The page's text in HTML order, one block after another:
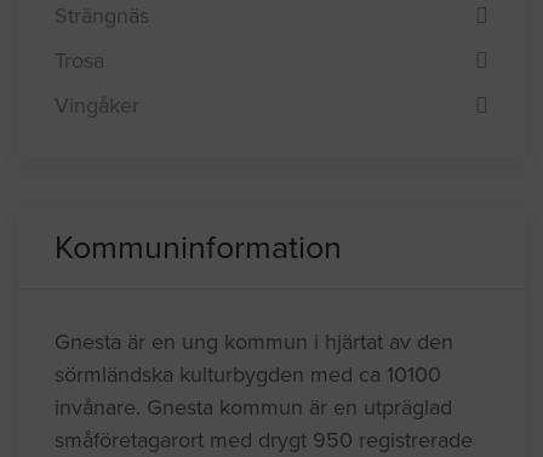
Strängnäs
Trosa
Vingåker
Kommuninformation
Gnesta är en ung kommun i hjärtat av den
sörmländska kulturbygden med ca 10100
invånare. Gnesta kommun är en utpräglad
småföretagarort med drygt 950 registrerade